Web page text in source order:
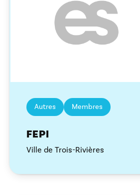
Autres Membres
FEPI
Ville de Trois-Rivières